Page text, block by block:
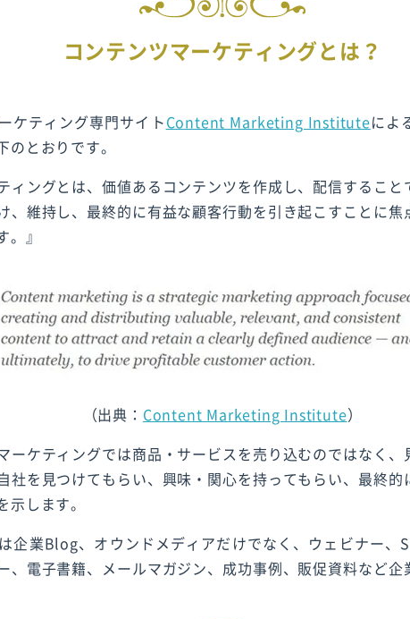
コンテンツマーケティングとは？
ケティング専門サイトContent Marketing Instituteによ
とおりです。
ィングとは、価値あるコンテンツを作成し、配信するこ
、維持し、最終的に有益な顧客行動を引き起こすことに
』
（出典： Content Marketing Institute）
ーケティングでは商品・サービスを売り込むのではなく
社を見つけてもらい、興味・関心を持ってもらい、最終的
します。
企業Blog、オウンドメディアだけでなく、ウェビナー、
、電子書籍、メールマガジン、成功事例、販促資料など企